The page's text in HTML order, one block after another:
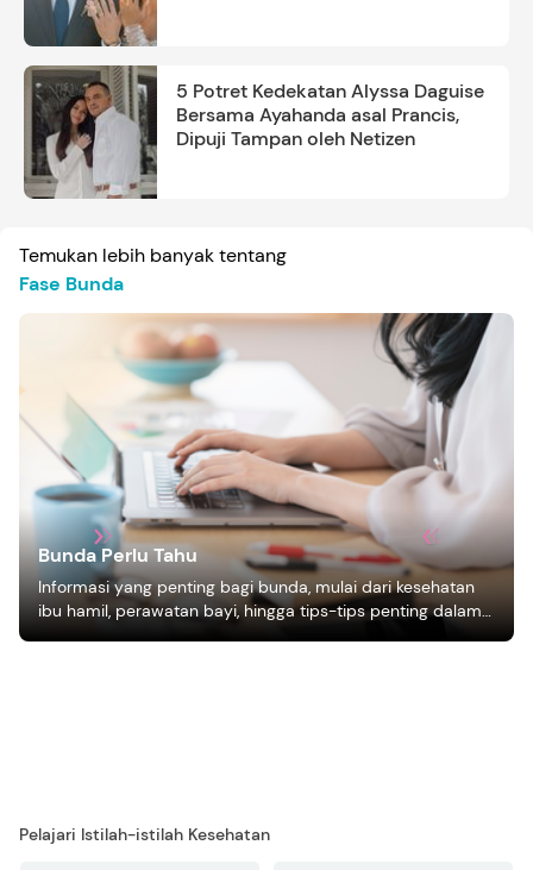
5 Potret Kedekatan Alyssa Daguise
Bersama Ayahanda asal Prancis,
Dipuji Tampan oleh Netizen
Temukan lebih banyak tentang
Fase Bunda
Bunda Perlu Tahu
Informasi yang penting bagi bunda, mulai dari kesehatan
ibu hamil, perawatan bayi, hingga tips-tips penting dalam
Pelajari Istilah-istilah Kesehatan